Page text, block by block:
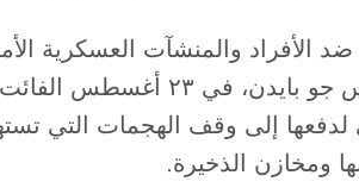
الأفراد والمنشآت العسكرية
الإدارة الأمريكية للرد
إلى وقف الهجمات التي
ومخازن الذخيرة.